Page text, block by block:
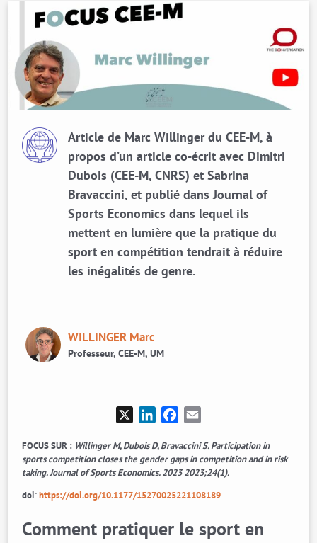
Article de Marc Willinger du CEE-M, à
propos d’un article co-écrit avec Dimitri
Dubois (CEE-M, CNRS) et Sabrina
Bravaccini, et publié dans Journal of
Sports Economics dans lequel ils
mettent en lumière que la pratique du
sport en compétition tendrait à réduire
les inégalités de genre.
WILLINGER Marc
Professeur, CEE-M, UM
LinkedInFacebook
FOCUS SUR : Willinger M, Dubois D, Bravaccini S. Participation in
sports competition closes the gender gaps in competition and in risk
taking. Journal of Sports Economics. 2023 2023;24(1).
doi:https://doi.org/10.1177/15270025221108189
Comment pratiquer le sport en